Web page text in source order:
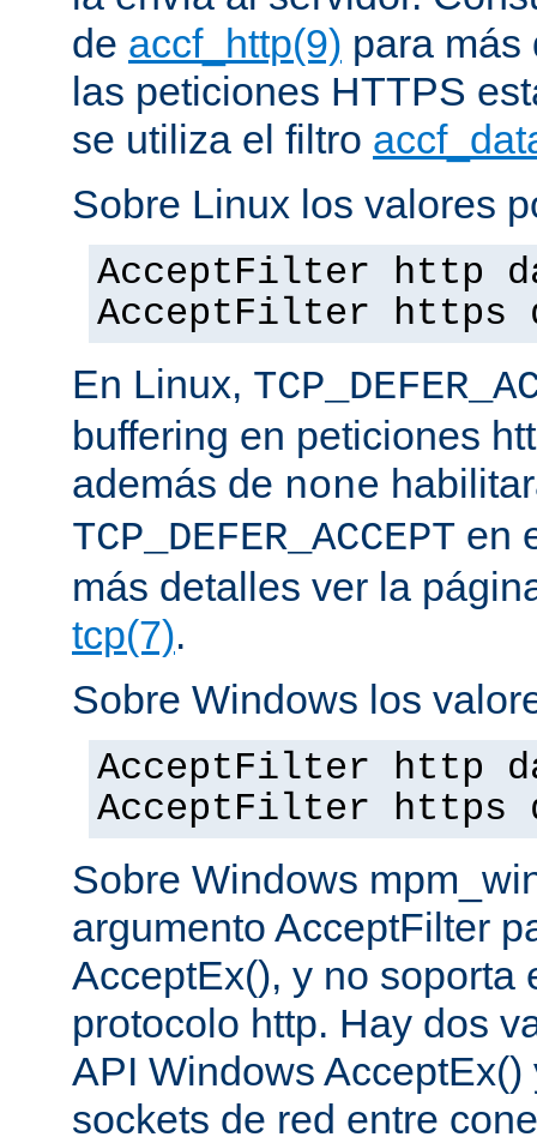
de accf_http(9) para más
las peticiones HTTPS
se utiliza el filtro
Sobre Linux los valores
AcceptFilter http
AcceptFilter https
En Linux,
buffering en peticiones
además de none
TCP_DEFER_ACCEPT en
más detalles ver la
tcp(7).
Sobre Windows los
AcceptFilter http
AcceptFilter https
Sobre Windows
argumento AcceptFilter
AcceptEx(), y no soporta
protocolo http. Hay dos
API Windows
sockets de red entre